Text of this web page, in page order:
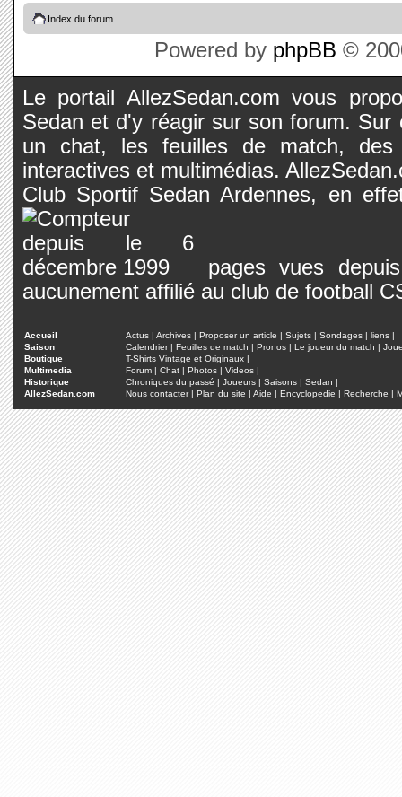
Index du forum
Powered by phpBB ©
Le portail AllezSedan.com vous
Sedan et d'y réagir sur son forum.
un chat, les feuilles de match, des
interactives et multimédias.
Club Sportif Sedan Ardennes, en
pages vues
aucunement affilié au club de football
Accueil Actus | Archives | Proposer un article | Sujets | Sondages | liens |
Saison
Calendrier| Feuilles de match | Pronos | Le joueur du match |
Boutique
T-Shirts Vintage et Originaux |
Multimedia
Forum | Chat | Photos | Videos |
Historique
Chroniques du passé | Joueurs | Saisons | Sedan |
AllezSedan.com
Nous contacter| Plan du site | Aide | Encyclopedie | Recherche |